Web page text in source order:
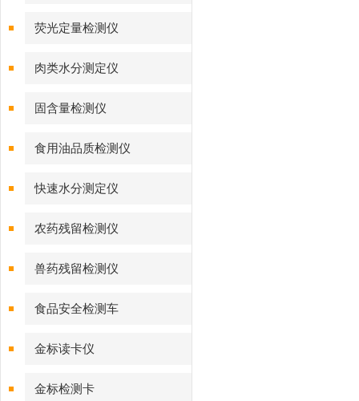
荧光定量检测仪
肉类水分测定仪
固含量检测仪
食用油品质检测仪
快速水分测定仪
农药残留检测仪
兽药残留检测仪
食品安全检测车
金标读卡仪
金标检测卡